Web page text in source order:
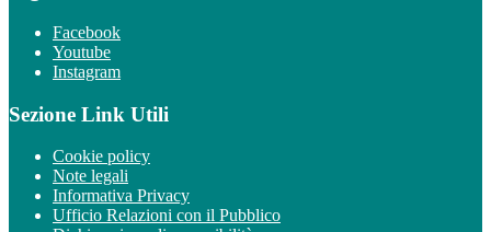
Facebook
Youtube
Instagram
Sezione Link Utili
Cookie policy
Note legali
Informativa Privacy
Ufficio Relazioni con il Pubblico